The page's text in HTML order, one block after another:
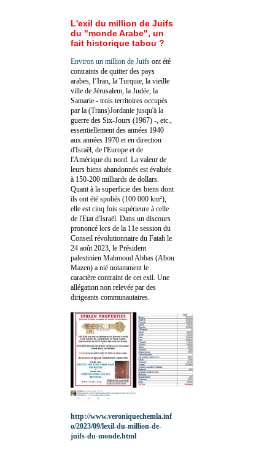
L'exil du million de Juifs
du "monde Arabe", un
fait historique tabou ?
Environ un million de Juifs ont été
contraints de quitter des pays
arabes, l’Iran, la Turquie, la vieille
ville de Jérusalem, la Judée, la
Samarie - trois territoires occupés
par la (Trans)Jordanie jusqu'à la
guerre des Six-Jours (1967) -, etc.,
essentiellement des années 1940
aux années 1970 et en direction
d'Israël, de l'Europe et de
l'Amérique du nord. La valeur de
leurs biens abandonnés est évaluée
à 150-200 milliards de dollars.
Quant à la superficie des biens dont
ils ont été spoliés (100 000 km²),
elle est cinq fois supérieure à celle
de l'Etat d'Israël. Dans un discours
prononcé lors de la 11e session du
Conseil révolutionnaire du Fatah le
24 août 2023, le Président
palestinien Mahmoud Abbas (Abou
Mazen) a nié notamment le
caractère contraint de cet exil. Une
allégation non relevée par des
dirigeants communautaires.
http://www.veroniquechemla.inf
o/2023/09/lexil-du-million-de-
juifs-du-monde.html